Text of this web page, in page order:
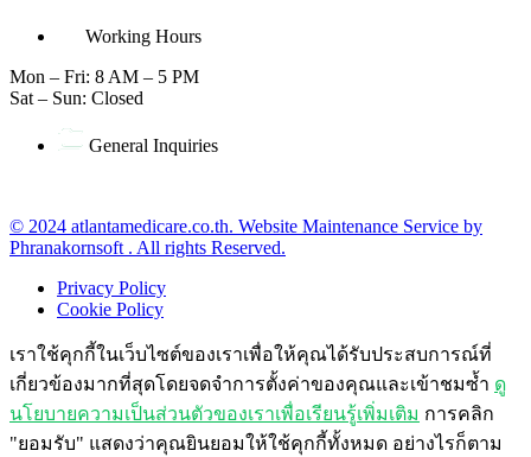
Working Hours
Mon – Fri: 8 AM – 5 PM
Sat – Sun: Closed
General Inquiries
© 2024 atlantamedicare.co.th. Website Maintenance Service by
Phranakornsoft . All rights Reserved.
Privacy Policy
Cookie Policy
เราใช้คุกกี้ในเว็บไซต์ของเราเพื่อให้คุณได้รับประสบการณ์ที่
เกี่ยวข้องมากที่สุดโดยจดจำการตั้งค่าของคุณและเข้าชมซ้ำ ดู
นโยบายความเป็นส่วนตัวของเราเพื่อเรียนรู้เพิ่มเติม การคลิก
"ยอมรับ" แสดงว่าคุณยินยอมให้ใช้คุกกี้ทั้งหมด อย่างไรก็ตาม